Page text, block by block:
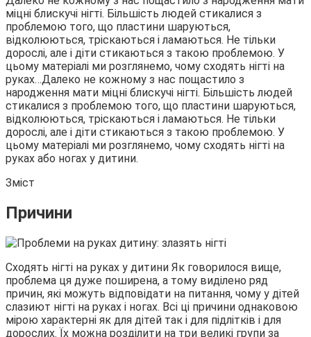
міцні блискучі нігті. Більшість людей стикалися з
проблемою того, що пластини шаруються,
відколюються, тріскаються і ламаються. Не тільки
дорослі, але і діти стикаються з такою проблемою. У
цьому матеріалі ми розглянемо, чому сходять нігті на
руках…Далеко не кожному з нас пощастило з
народження мати міцні блискучі нігті. Більшість людей
стикалися з проблемою того, що пластини шаруються,
відколюються, тріскаються і ламаються. Не тільки
дорослі, але і діти стикаються з такою проблемою. У
цьому матеріалі ми розглянемо, чому сходять нігті на
руках або ногах у дитини.
Зміст
Причини
Сходять нігті на руках у дитини Як говорилося вище,
проблема ця дуже поширена, а тому виділено ряд
причин, які можуть відповідати на питання, чому у дітей
слазиют нігті на руках і ногах. Всі ці причини однаковою
мірою характерні як для дітей так і для підлітків і для
дорослих. Їх можна розділити на три великі групи за